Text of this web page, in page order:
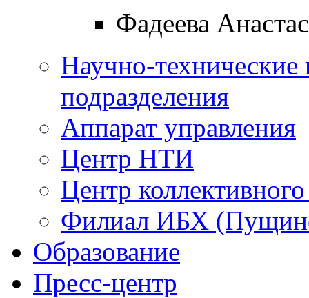
Фадеева
Научно-технические
подразделения
Аппарат управления
Центр НТИ
Центр
Филиал ИБХ
Образование
Пресс-центр